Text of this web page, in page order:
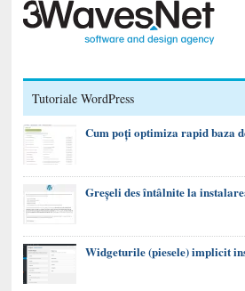
Tutoriale WordPress
Cum poți optimiza rapid baza
Greșeli des întâlnite la
Widgeturile (piesele) implicit